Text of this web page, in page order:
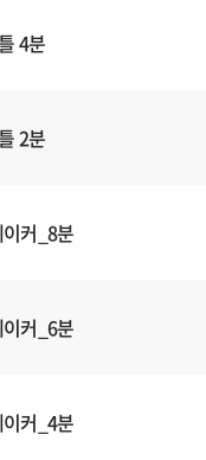
4분
2분
커_8분
커_6분
커_4분